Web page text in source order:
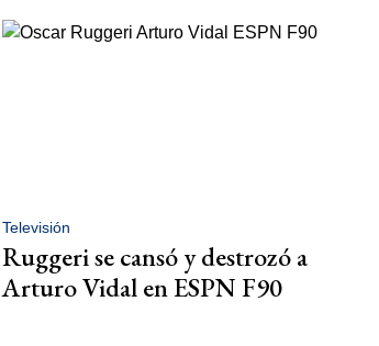
Televisión
Ruggeri se cansó y destrozó a
Arturo Vidal en ESPN F90